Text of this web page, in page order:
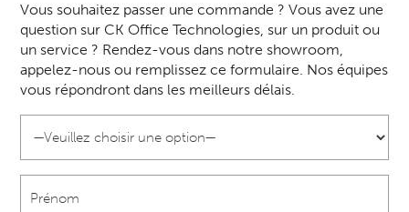
Vous souhaitez passer une commande ? Vous avez une
question sur CK Office Technologies, sur un produit ou
un service ? Rendez-vous dans notre showroom,
appelez-nous ou remplissez ce formulaire. Nos équipes
vous répondront dans les meilleurs délais.